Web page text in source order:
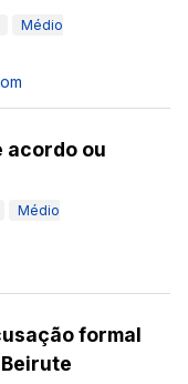
Médio
acordo ou
Médio
formal